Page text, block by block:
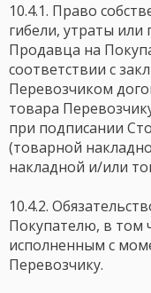
10.4.1. Право
гибели, утраты
Продавца на
соответствии с
Перевозчиком
товара
при подписании
(товарной
накладной и/или
10.4.2.
Покупателю, в том
исполненным с
Перевозчику.